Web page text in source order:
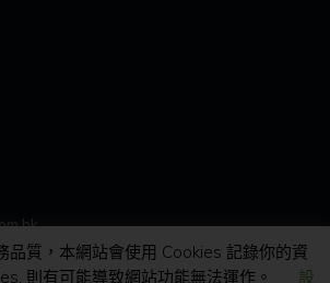
品質，本網站會使用 Cookies 記錄你的資
則有可能導致網站功能無法運作。
設